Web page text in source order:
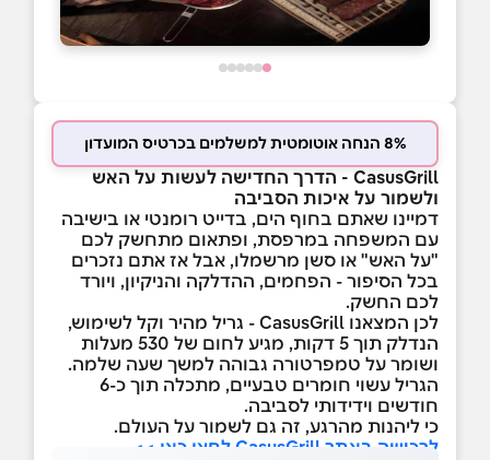
8% הנחה אוטומטית למשלמים בכרטיס המועדון
CasusGrill - הדרך החדישה לעשות על האש
ולשמור על איכות הסביבה
דמיינו שאתם בחוף הים, בדייט רומנטי או בישיבה
עם המשפחה במרפסת, ופתאום מתחשק לכם
"על האש" או סשן מרשמלו, אבל אז אתם נזכרים
בכל הסיפור - הפחמים, ההדלקה והניקיון, ויורד
לכם החשק.
לכן המצאנו CasusGrill - גריל מהיר וקל לשימוש,
הנדלק תוך 5 דקות, מגיע לחום של 530 מעלות
ושומר על טמפרטורה גבוהה למשך שעה שלמה.
הגריל עשוי חומרים טבעיים, מתכלה תוך כ-6
חודשים וידידותי לסביבה.
כי ליהנות מהרגע, זה גם לשמור על העולם.
לרכישה באתר CasusGrill לחצו כאן >>